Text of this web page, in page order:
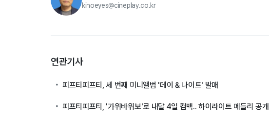
kinoeyes@cineplay.co.kr
연관기사
피프티피프티, 세 번째 미니앨범 '데이 & 나이트' 발매
피프티피프티, '가위바위보'로 내달 4일 컴백.. 하이라이트 메들리 공개